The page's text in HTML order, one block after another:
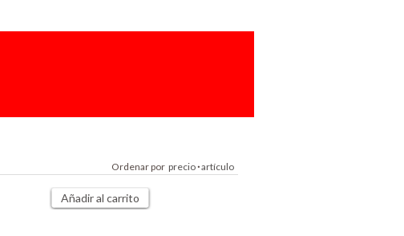
Ordenar por precio·artículo
Añadir al carrito